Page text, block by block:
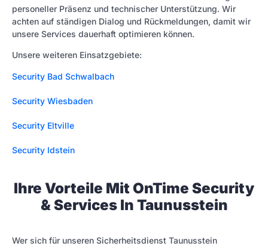
personeller Präsenz und technischer Unterstützung. Wir
achten auf ständigen Dialog und Rückmeldungen, damit wir
unsere Services dauerhaft optimieren können.
Unsere weiteren Einsatzgebiete:
Security Bad Schwalbach
Security Wiesbaden
Security Eltville
Security Idstein
Ihre Vorteile Mit OnTime Security
& Services In Taunusstein
Wer sich für unseren Sicherheitsdienst Taunusstein